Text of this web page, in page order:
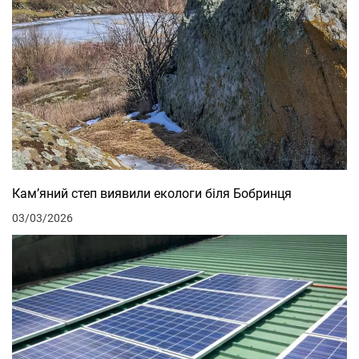
Кам’яний степ виявили екологи біля Бобринця
03/03/2026